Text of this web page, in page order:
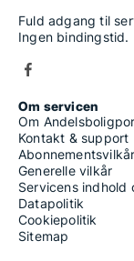
Fuld adgang til
Ingen bindingstid.
Om servicen
Om
Kontakt & support
Abonnementsvilkår
Generelle vilkår
Servicens
Datapolitik
Cookiepolitik
Sitemap